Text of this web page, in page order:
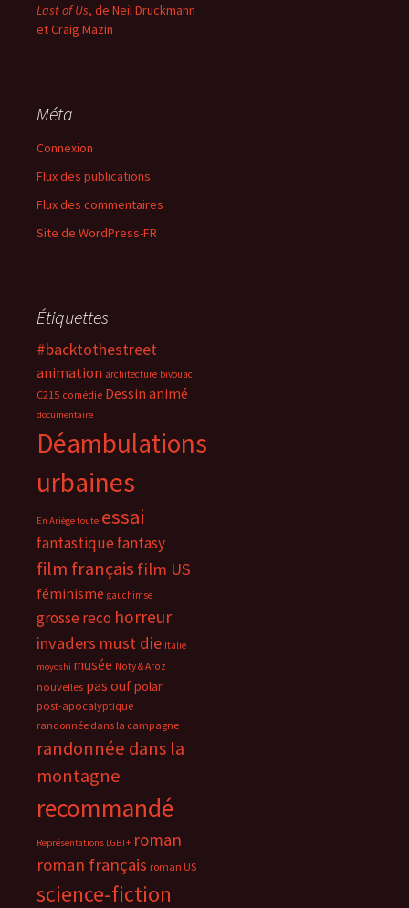
Last of Us, de Neil Druckmann
et Craig Mazin
Méta
Connexion
Flux des publications
Flux des commentaires
Site de WordPress-FR
Étiquettes
#backtothestreet
animation architecture bivouac
C215 comédie Dessin animé
documentaire
Déambulations
urbaines
En Ariège toute essai
fantastiquefantasy
film français film US
féminisme gauchimse
grosse reco horreur
invaders must die Italie
moyoshi musée Noty & Aroz
nouvelles pas oufpolar
post-apocalyptique
randonnée dans la campagne
randonnée dans la
montagne
recommandé
Représentations LGBT+ roman
roman français roman US
science-fiction